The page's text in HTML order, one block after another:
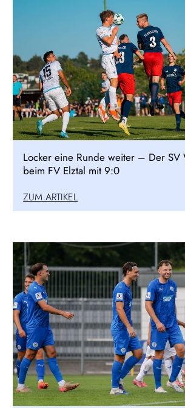
Locker eine Runde weiter – Der SV
beim FV Elztal mit 9:0
ZUM ARTIKEL